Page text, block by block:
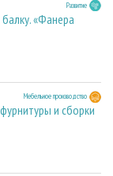
Развитие
«Фанера
Мебельное производство
и сборки